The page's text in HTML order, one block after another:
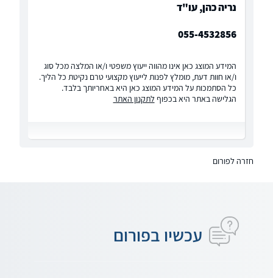
נריה כהן, עו"ד
055-4532856
המידע המוצג כאן אינו מהווה ייעוץ משפטי ו/או המלצה מכל סוג
ו/או חוות דעת, מומלץ לפנות לייעוץ מקצועי טרם נקיטת כל הליך.
כל הסתמכות על המידע המוצג כאן היא באחריותך בלבד.
הגלישה באתר היא בכפוף לתקנון האתר
חזרה לפורום
עכשיו בפורום